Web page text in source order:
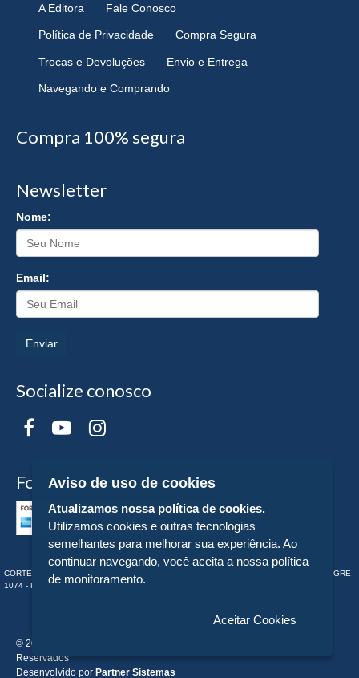
A Editora Fale Conosco
Política de Privacidade Compra Segura
Trocas e Devoluções Envio e Entrega
Navegando e Comprando
Compra 100% segura
Newsletter
Nome:
Email:
Enviar
Socialize conosco
Formas de Pagamento
CORTEZ EDITORA E LIVRARIA LTDA - CNPJ n° 43.003.409/0001-74 - RUA MONTE ALEGRE-
1074 - PERDIZES - SP - Tel:. (11) 98549-2448
© 2026 CORTEZ EDITORA E LIVRARIA LTDA - Todos os Direitos
Reservados
Desenvolvido por Partner Sistemas
Aviso de uso de cookies
Atualizamos nossa política de cookies.
Utilizamos cookies e outras tecnologias
semelhantes para melhorar sua experiência. Ao
continuar navegando, você aceita a nossa política
de monitoramento.
Aceitar Cookies